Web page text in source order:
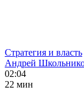
Стратегия и власть
Андрей
02:04
22 мин